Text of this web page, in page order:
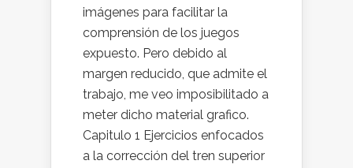
imágenes para facilitar la
comprensión de los juegos
expuesto. Pero debido al
margen reducido, que admite el
trabajo, me veo imposibilitado a
meter dicho material grafico.
Capitulo 1 Ejercicios enfocados
a la corrección del tren superior